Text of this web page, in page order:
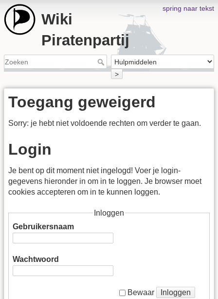
spring naar tekst
Wiki
Piratenpartij
>
Toegang geweigerd
Sorry: je hebt niet voldoende rechten om verder te gaan.
Login
Je bent op dit moment niet ingelogd! Voer je login-
gegevens hieronder in om in te loggen. Je browser moet
cookies accepteren om in te kunnen loggen.
Inloggen
Gebruikersnaam
Wachtwoord
Bewaar Inloggen